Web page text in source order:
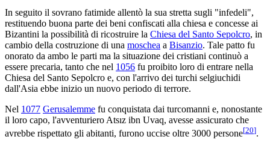
In seguito il sovrano fatimide allentò la sua stretta sugli "infedeli",
restituendo buona parte dei beni confiscati alla chiesa e concesse ai
Bizantini la possibilità di ricostruire la Chiesa del Santo Sepolcro, in
cambio della costruzione di una moschea a Bisanzio. Tale patto fu
onorato da ambo le parti ma la situazione dei cristiani continuò a
essere precaria, tanto che nel 1056 fu proibito loro di entrare nella
Chiesa del Santo Sepolcro e, con l'arrivo dei turchi selgiuchidi
dall'Asia ebbe inizio un nuovo periodo di terrore.
Nel 1077 Gerusalemme fu conquistata dai turcomanni e, nonostante
il loro capo, l'avventuriero Atsız ibn Uvaq, avesse assicurato che
avrebbe rispettato gli abitanti, furono uccise oltre 3000 persone[20].